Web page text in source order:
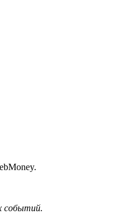
событий.